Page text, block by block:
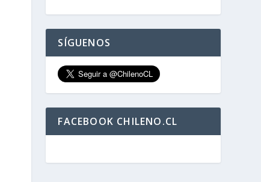
SÍGUENOS
FACEBOOK CHILENO.CL